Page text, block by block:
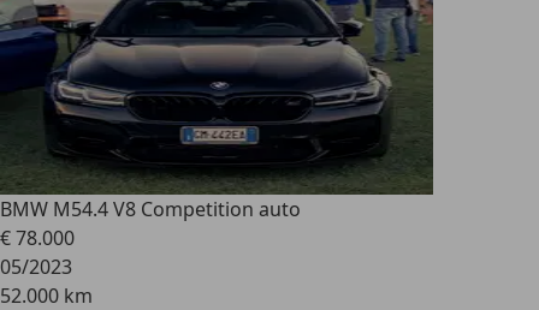
BMW M54.4 V8 Competition auto
€ 78.000
05/2023
52.000 km